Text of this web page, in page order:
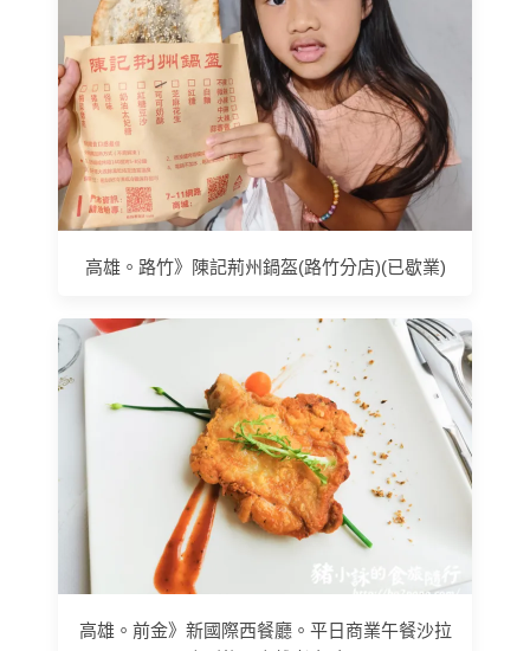
高雄。路竹》陳記荊州鍋盔(路竹分店)(已歇業)
高雄。前金》新國際西餐廳。平日商業午餐沙拉